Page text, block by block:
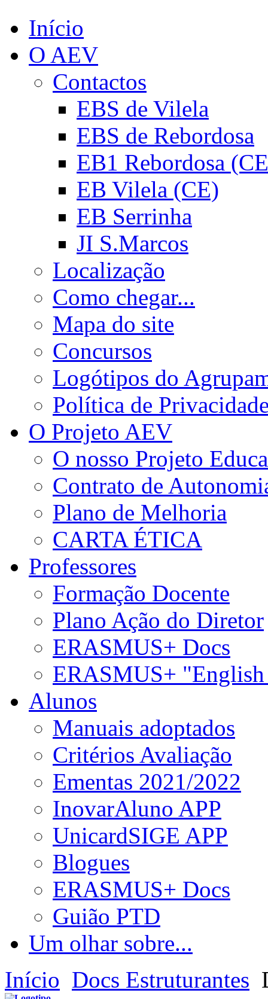
Início
O AEV
Contactos
EBS de Vilela
EBS de Rebordosa
EB1 Rebordosa
EB Vilela (CE)
EB Serrinha
JI S.Marcos
Localização
Como chegar...
Mapa do site
Concursos
Logótipos do
Política de
O Projeto AEV
O nosso Projeto
Contrato de
Plano de Melhoria
CARTA ÉTICA
Professores
Formação Docente
Plano Ação do Diretor
ERASMUS+ Docs
ERASMUS+
Alunos
Manuais adoptados
Critérios Avaliação
Ementas 2021/2022
InovarAluno APP
UnicardSIGE APP
Blogues
ERASMUS+ Docs
Guião PTD
Um olhar sobre...
Início Docs Estruturantes